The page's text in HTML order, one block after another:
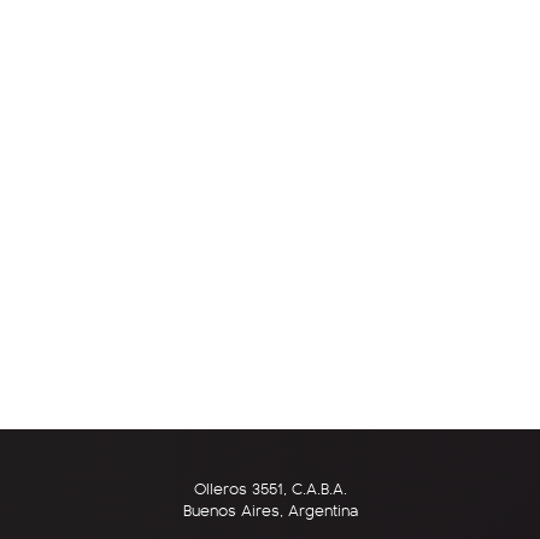
Olleros 3551, C.A.B.A.
Buenos Aires, Argentina